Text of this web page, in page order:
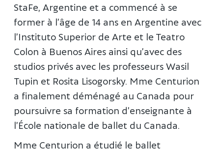
StaFe, Argentine et a commencé à se
former à l’âge de 14 ans en Argentine avec
l’Instituto Superior de Arte et le Teatro
Colon à Buenos Aires ainsi qu’avec des
studios privés avec les professeurs Wasil
Tupin et Rosita Lisogorsky. Mme Centurion
a finalement déménagé au Canada pour
poursuivre sa formation d’enseignante à
l’École nationale de ballet du Canada.
Mme Centurion a étudié le ballet